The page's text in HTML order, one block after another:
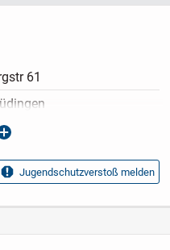
61
Jugendschutzverstoß melden